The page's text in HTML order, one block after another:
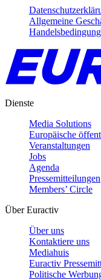
Allgemeine
Dienste
Media Solutions
Europäische
Veranstaltungen
Jobs
Agenda
Pressemitteilungen
Members’ Circle
Über Euractiv
Über uns
Kontaktiere uns
Mediahuis
Euractiv
Politische